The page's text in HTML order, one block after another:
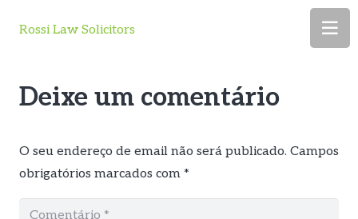
Rossi Law Solicitors
Deixe um comentário
O seu endereço de email não será publicado. Campos
obrigatórios marcados com *